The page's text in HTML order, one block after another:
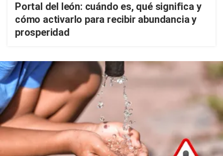
Portal del león: cuándo es, qué significa y
cómo activarlo para recibir abundancia y
prosperidad